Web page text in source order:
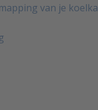
van je